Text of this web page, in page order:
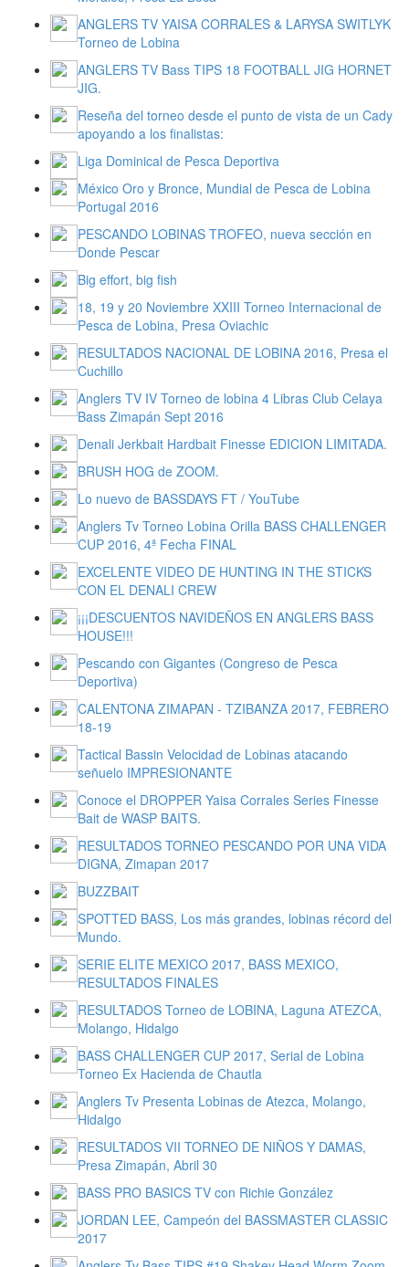
ANGLERS TV YAISA CORRALES & LARYSA SWITLYK
Torneo de Lobina
ANGLERS TV Bass TIPS 18 FOOTBALL JIG HORNET
JIG.
Reseña del torneo desde el punto de vista de un Cady
apoyando a los finalistas:
Liga Dominical de Pesca Deportiva
México Oro y Bronce, Mundial de Pesca de Lobina
Portugal 2016
PESCANDO LOBINAS TROFEO, nueva sección en
Donde Pescar
Big effort, big fish
18, 19 y 20 Noviembre XXIII Torneo Internacional de
Pesca de Lobina, Presa Oviachic
RESULTADOS NACIONAL DE LOBINA 2016, Presa el
Cuchillo
Anglers TV IV Torneo de lobina 4 Libras Club Celaya
Bass Zimapán Sept 2016
Denali Jerkbait Hardbait Finesse EDICION LIMITADA.
BRUSH HOG de ZOOM.
Lo nuevo de BASSDAYS FT / YouTube
Anglers Tv Torneo Lobina Orilla BASS CHALLENGER
CUP 2016, 4ª Fecha FINAL
EXCELENTE VIDEO DE HUNTING IN THE STICKS
CON EL DENALI CREW
¡¡¡DESCUENTOS NAVIDEÑOS EN ANGLERS BASS
HOUSE!!!
Pescando con Gigantes (Congreso de Pesca
Deportiva)
CALENTONA ZIMAPAN - TZIBANZA 2017, FEBRERO
18-19
Tactical Bassin Velocidad de Lobinas atacando
señuelo IMPRESIONANTE
Conoce el DROPPER Yaisa Corrales Series Finesse
Bait de WASP BAITS.
RESULTADOS TORNEO PESCANDO POR UNA VIDA
DIGNA, Zimapan 2017
BUZZBAIT
SPOTTED BASS, Los más grandes, lobinas récord del
Mundo.
SERIE ELITE MEXICO 2017, BASS MEXICO,
RESULTADOS FINALES
RESULTADOS Torneo de LOBINA, Laguna ATEZCA,
Molango, Hidalgo
BASS CHALLENGER CUP 2017, Serial de Lobina
Torneo Ex Hacienda de Chautla
Anglers Tv Presenta Lobinas de Atezca, Molango,
Hidalgo
RESULTADOS VII TORNEO DE NIÑOS Y DAMAS,
Presa Zimapán, Abril 30
BASS PRO BASICS TV con Richie González
JORDAN LEE, Campeón del BASSMASTER CLASSIC
2017